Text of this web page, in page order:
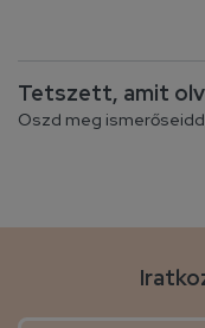
Tetszett, amit
Oszd meg